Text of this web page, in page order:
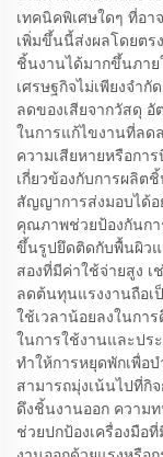
เทคนิคพิเศษใดๆ ที่อ
เพิ่มขึ้นนี้ส่งผลโดยต
ชิ้นงานได้มากขึ้นภาย
เศรษฐกิจไม่เพียงจำ
ลดของเสียจากวัสดุ
ในการแก้ไขงานที่ลด
ความเสียหายหรือกา
เกี่ยวข้องกับการผลิ
สัญญาการส่งมอบได้
คุณภาพช่วยป้องกันกา
ขึ้นรูปยึดติดกับพื้นผิวแ
สองที่มีค่าใช้จ่ายสูง
ลดต้นทุนแรงงานถือเ
ใช้เวลาน้อยลงในกา
ในการใช้งานและป
ทำให้การหยุดพักเพื่อ
สามารถมุ่งเน้นไปที่กิ
ดึงชิ้นงานออก ความ
ช่วยปกป้องเครื่องมือ